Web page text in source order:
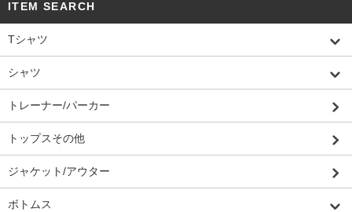
ITEM SEARCH
Tシャツ
シャツ
トレーナー/パーカー
トップスその他
ジャケット/アウター
ボトムス